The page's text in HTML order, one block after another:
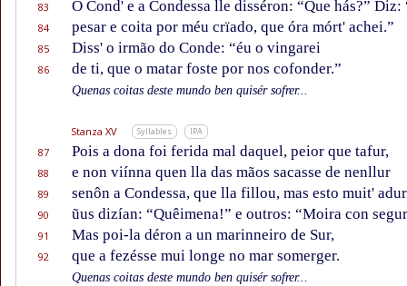
83 O Cond' e a Condessa lle disséron: “Que hás?” Diz:
84 pesar e coita por méu crïado, que óra mórt' achei.”
85 Diss' o irmão do Conde: “éu o vingarei
86 de ti, que o matar foste por nos cofonder.”
Quenas coitas deste mundo ben quisér sofrer...
Stanza XV Syllables IPA
87 Pois a dona foi ferida mal daquel, peior que tafur,
88 e non viínna quen lla das mãos sacasse de nenllur
89 senôn a Condessa, que lla fillou, mas esto muit'
90 ũus dizían: “Quêimena!” e outros: “Moira con
91 Mas poi-la déron a un marinneiro de Sur,
92 que a fezésse mui longe no mar somerger.
Quenas coitas deste mundo ben quisér sofrer...